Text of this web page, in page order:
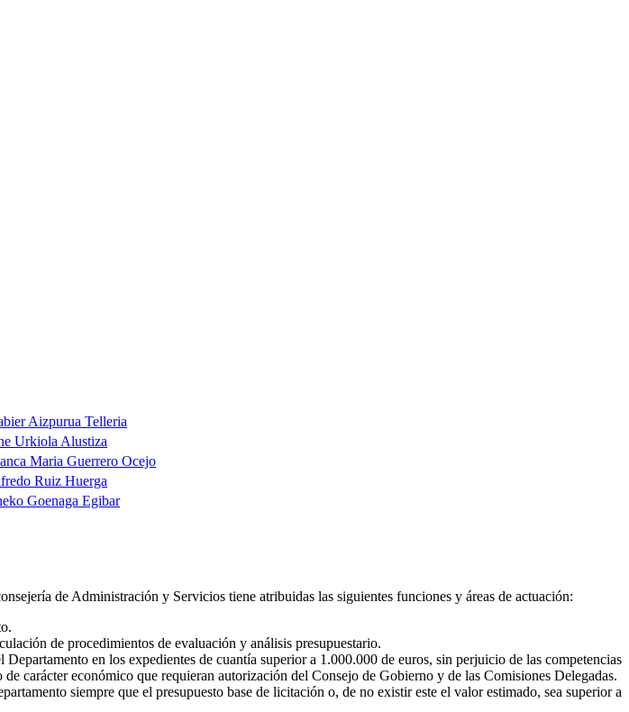
Aizpurua Telleria
Urkiola Alustiza
Maria Guerrero Ocejo
Ruiz Huerga
Goenaga Egibar
de Administración y Servicios tiene atribuidas las siguientes funciones y áreas de actuación:
de procedimientos de evaluación y análisis presupuestario.
en los expedientes de cuantía superior a 1.000.000 de euros, sin perjuicio de las competencias
carácter económico que requieran autorización del Consejo de Gobierno y de las Comisiones Delegadas.
siempre que el presupuesto base de licitación o, de no existir este el valor estimado, sea superior a